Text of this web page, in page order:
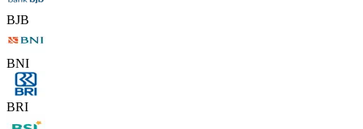
BJB
BNI
BRI